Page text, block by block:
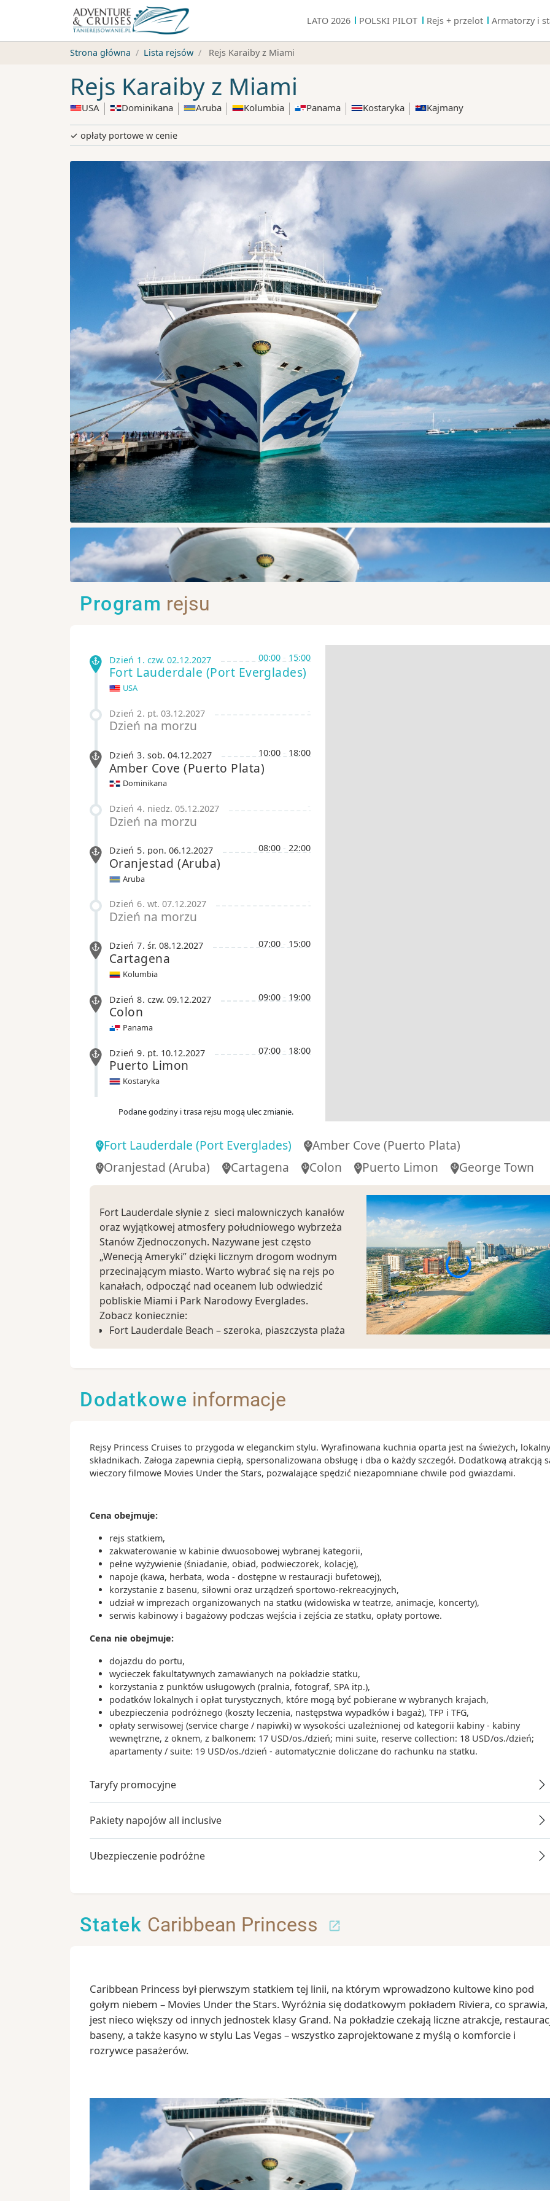
LATO 2026 POLSKI PILOT Rejs + przelot Armatorzy i
Strona główna Lista rejsów Rejs Karaiby z Miami
Rejs Karaiby z Miami
USA Dominikana Aruba Kolumbia Panama Kostaryka Kajmany
✓ opłaty portowe w cenie
Program rejsu
00:00 - 15:00
Dzień 1 . czw. 02.12.2027
Fort Lauderdale (Port Everglades)
USA
Dzień 2. pt. 03.12.2027
Dzień na morzu
10:00 - 18:00
Dzień 3. sob. 04.12.2027
Amber Cove(Puerto Plata)
Dominikana
Dzień 4. niedz. 05.12.2027
Dzień na morzu
08:00 - 22:00
Dzień 5. pon. 06.12.2027
Oranjestad (Aruba)
Aruba
Dzień 6. wt. 07.12.2027
Dzień na morzu
07:00 - 15:00
Dzień 7. śr. 08.12.2027
Cartagena
Kolumbia
09:00 - 19:00
Dzień 8. czw. 09.12.2027
Colon
Panama
07:00 - 18:00
Dzień 9. pt. 10.12.2027
Puerto Limon
Kostaryka
Dzień 10 sob. 11.12.2027
Dzień na morzu
07:00-15:00
Dzień 11.niedz.12.12.2027
George Town
Kajmany
Dzień na morzu
07:00-00:00
Dzień 13.wt.14.12.2027
Fort Lauderdale(Port Everglades)
USA
Podane godziny i trasa rejsu mogą ulec zmianie.
Fort Lauderdale (Port Everglades) Amber Cove (Puerto Plata)
Oranjestad (Aruba)
Cartagena Colon Puerto Limon George Town
Fort Lauderdale słynie z sieci malowniczych kanałów
oraz wyjątkowej atmosfery południowego wybrzeża
Stanów Zjednoczonych. Nazywane jest często
„Wenecją Ameryki” dzięki licznym drogom wodnym
przecinającym miasto. Warto wybrać się na rejs po
kanałach, odpocząć nad oceanem lub odwiedzić
pobliskie Miami i Park Narodowy Everglades.
Zobacz koniecznie:
Fort Lauderdale Beach – szeroka, piaszczysta plaża
Rejs po kanałach Fort Lauderdale – doskonały
sposób na podziwianie luksusowych rezydencji
bagienny zamieszkiwany przez aligatory, manaty i
wiele gatunków ptaków
Ciekawostki:
śródlądowych dróg wodnych, dlatego często
Port Everglades należy do największych i
najbardziej ruchliwych portów wycieczkowych na
świecie
Miasto jest jednym z najważniejszych ośrodków
żeglarskich i jachtowych w Stanach Zjednoczonych
Dodatkowe informacje
Rejsy Princess Cruises to przygoda w eleganckim stylu. Wyrafinowana kuchnia oparta jest na świeżych,
składnikach. Załoga zapewnia ciepłą, spersonalizowana obsługę i dba o każdy szczegół. Dodatkową atrakcją
wieczory filmowe Movies Under the Stars, pozwalające spędzić niezapomniane chwile pod gwiazdami.
Cena obejmuje:
rejs statkiem,
zakwaterowanie w kabinie dwuosobowej wybranej kategorii,
pełne wyżywienie (śniadanie, obiad, podwieczorek, kolację),
napoje (kawa, herbata, woda - dostępne w restauracji bufetowej),
korzystanie z basenu, siłowni oraz urządzeń sportowo-rekreacyjnych,
udział w imprezach organizowanych na statku (widowiska w teatrze, animacje, koncerty),
serwis kabinowy i bagażowy podczas wejścia i zejścia ze statku, opłaty portowe.
Cena nie obejmuje:
dojazdu do portu,
wycieczek fakultatywnych zamawianych na pokładzie statku,
korzystania z punktów usługowych (pralnia, fotograf, SPA itp.),
podatków lokalnych i opłat turystycznych, które mogą być pobierane w wybranych krajach,
ubezpieczenia podróżnego (koszty leczenia, następstwa wypadków i bagaż), TFP i TFG,
opłaty serwisowej (service charge / napiwki) w wysokości uzależnionej od kategorii kabiny - kabiny
wewnętrzne, z oknem, z balkonem: 17 USD/os./dzień; mini suite, reserve collection: 18 USD/os./dzień;
apartamenty / suite: 19 USD/os./dzień - automatycznie doliczane do rachunku na statku.
Taryfy promocyjne
Pakiety napojów all inclusive
Ubezpieczenie podróżne
Statek Caribbean Princess
Caribbean Princess był pierwszym statkiem tej linii, na którym wprowadzono kultowe kino pod
gołym niebem – Movies Under the Stars. Wyróżnia się dodatkowym pokładem Riviera, co sprawia,
jest nieco większy od innych jednostek klasy Grand. Na pokładzie czekają liczne atrakcje,
baseny, a także kasyno w stylu Las Vegas – wszystko zaprojektowane z myślą o komforcie i
rozrywce pasażerów.